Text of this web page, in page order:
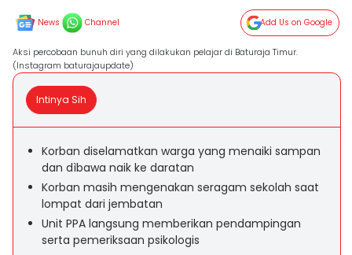
News Channel Add Us on Google
Aksi percobaan bunuh diri yang dilakukan pelajar di Baturaja Timur.
(Instagram baturajaupdate)
Intinya Sih
Korban diselamatkan warga yang menaiki sampan
dan dìbawa naik ke daratan
Korban masih mengenakan seragam sekolah saat
lompat dari jembatan
Unit PPA langsung memberikan pendampingan
serta pemeriksaan psikologis